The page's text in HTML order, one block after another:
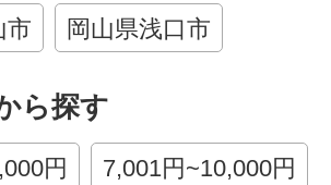
市 岡山県浅口市
ら探す
円 7,001円~10,000円